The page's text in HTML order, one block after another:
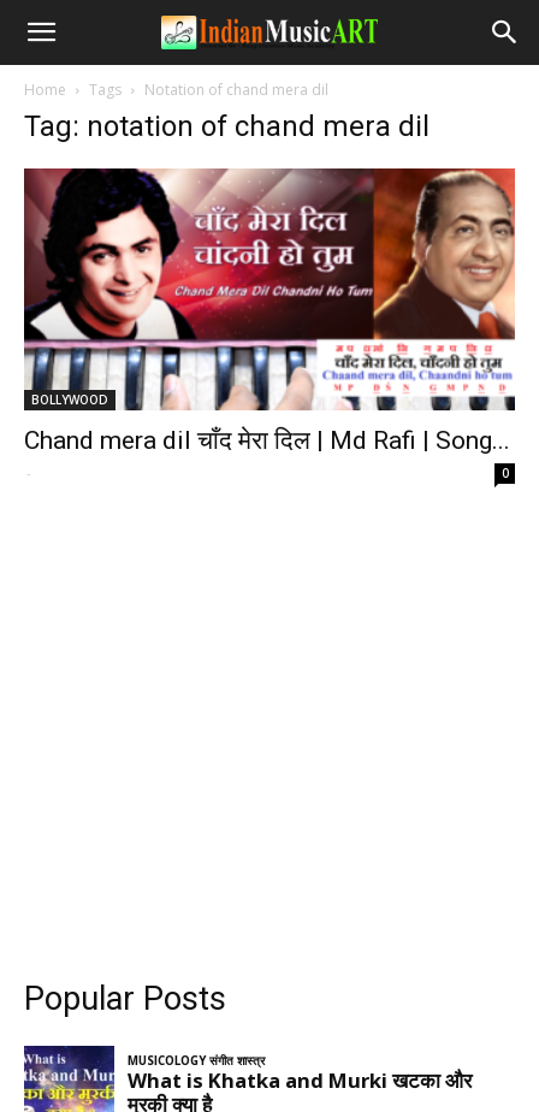
Home Tags Notation of chand mera dil
Tag: notation of chand mera dil
BOLLYWOOD
Chand mera dil चाँद मेरा दिल | Md Rafi | Song...
- 0
Popular Posts